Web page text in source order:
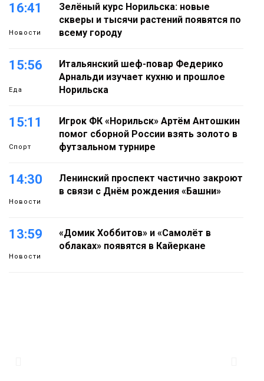
16:41
Новости
Зелёный курс Норильска: новые
скверы и тысячи растений появятся по
всему городу
15:56
Еда
Итальянский шеф-повар Федерико
Арнальди изучает кухню и прошлое
Норильска
15:11
Спорт
Игрок ФК «Норильск» Артём Антошкин
помог сборной России взять золото в
футзальном турнире
14:30
Новости
Ленинский проспект частично закроют
в связи с Днём рождения «Башни»
13:59
Новости
«Домик Хоббитов» и «Самолёт в
облаках» появятся в Кайеркане